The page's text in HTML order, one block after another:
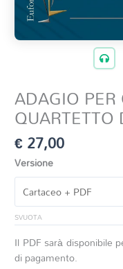
ADAGIO
QUARTETTO
€27,00
Versione
SVUOTA
Il PDF sarà disponibile
di pagamento.